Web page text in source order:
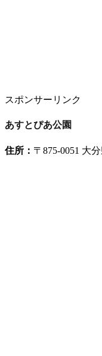
スポンサーリンク
あすとぴあ公園
住所： 〒875-0051 大